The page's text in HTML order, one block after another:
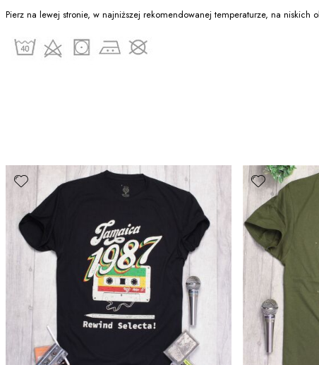
Pierz na lewej stronie, w najniższej rekomendowanej temperaturze, na niskich